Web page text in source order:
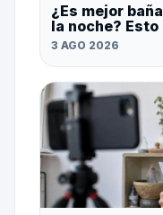
¿Es mejor
la noche?
3 AGO 2026